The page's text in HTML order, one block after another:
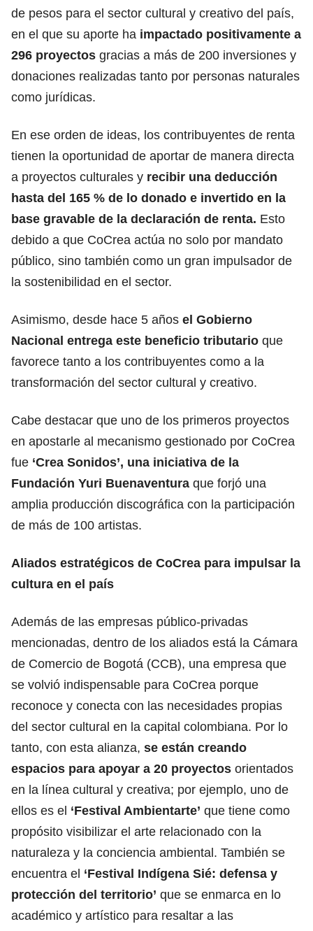
de pesos para el sector cultural y creativo del país,
en el que su aporte ha impactado positivamente a
296 proyectos gracias a más de 200 inversiones y
donaciones realizadas tanto por personas naturales
como jurídicas.
En ese orden de ideas, los contribuyentes de renta
tienen la oportunidad de aportar de manera directa
a proyectos culturales y recibir una deducción
hasta del 165 % de lo donado e invertido en la
base gravable de la declaración de renta. Esto
debido a que CoCrea actúa no solo por mandato
público, sino también como un gran impulsador de
la sostenibilidad en el sector.
Asimismo, desde hace 5 años el Gobierno
Nacional entrega este beneficio tributario que
favorece tanto a los contribuyentes como a la
transformación del sector cultural y creativo.
Cabe destacar que uno de los primeros proyectos
en apostarle al mecanismo gestionado por CoCrea
fue ‘Crea Sonidos’, una iniciativa de la
Fundación Yuri Buenaventura que forjó una
amplia producción discográfica con la participación
de más de 100 artistas.
Aliados estratégicos de CoCrea para impulsar la
cultura en el país
Además de las empresas público-privadas
mencionadas, dentro de los aliados está la Cámara
de Comercio de Bogotá (CCB), una empresa que
se volvió indispensable para CoCrea porque
reconoce y conecta con las necesidades propias
del sector cultural en la capital colombiana. Por lo
tanto, con esta alianza, se están creando
espacios para apoyar a 20 proyectos orientados
en la línea cultural y creativa; por ejemplo, uno de
ellos es el ‘Festival Ambientarte’ que tiene como
propósito visibilizar el arte relacionado con la
naturaleza y la conciencia ambiental. También se
encuentra el ‘Festival Indígena Sié: defensa y
protección del territorio’ que se enmarca en lo
académico y artístico para resaltar a las